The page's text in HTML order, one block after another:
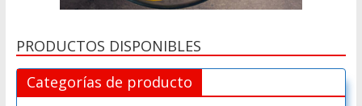
PRODUCTOS DISPONIBLES
Categorías de producto